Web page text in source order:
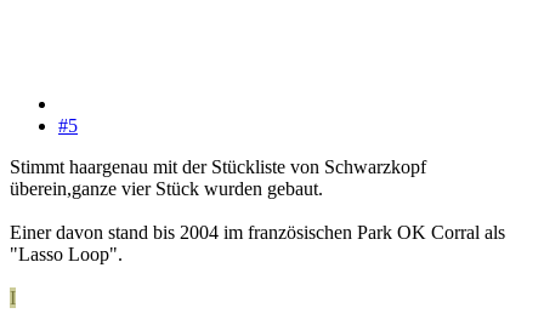
#5
Stimmt haargenau mit der Stückliste von Schwarzkopf
überein,ganze vier Stück wurden gebaut.
Einer davon stand bis 2004 im französischen Park OK Corral als
"Lasso Loop".
I